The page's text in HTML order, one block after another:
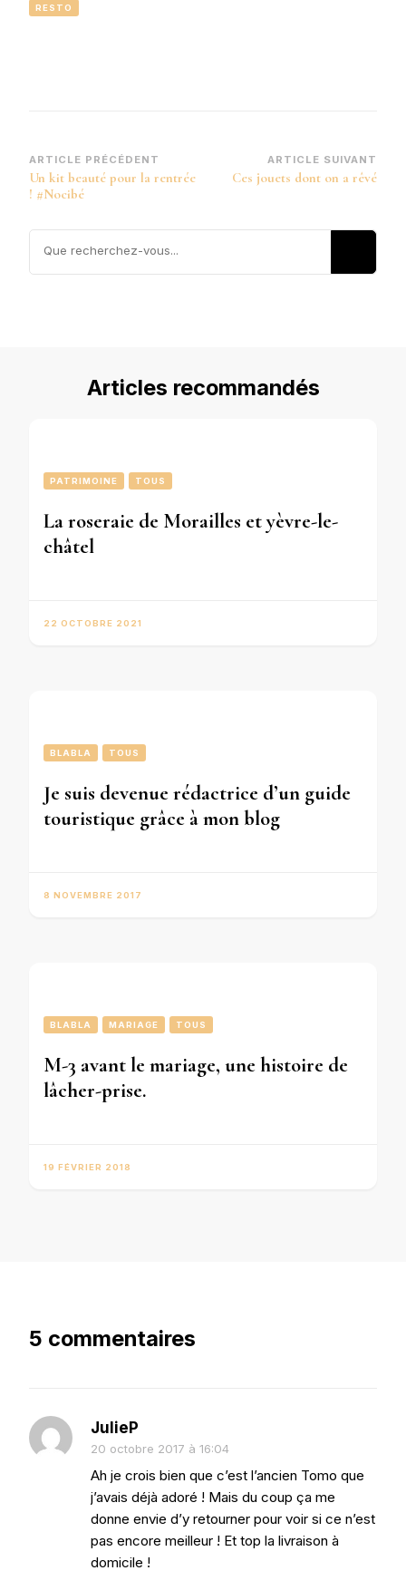
RESTO
Navigation
d’article
ARTICLE PRÉCÉDENT
Un kit beauté pour la rentrée
! #Nocibé
ARTICLE SUIVANT
Ces jouets dont on a rêvé
Articles recommandés
PATRIMOINE TOUS
La roseraie de Morailles et yèvre-le-
châtel
22 OCTOBRE 2021
BLABLA TOUS
Je suis devenue rédactrice d’un guide
touristique grâce à mon blog
8 NOVEMBRE 2017
BLABLA MARIAGE TOUS
M-3 avant le mariage, une histoire de
lâcher-prise.
19 FÉVRIER 2018
5 commentaires
JulieP
20 octobre 2017 à 16:04
Ah je crois bien que c’est l’ancien Tomo que
j’avais déjà adoré ! Mais du coup ça me
donne envie d’y retourner pour voir si ce n’est
pas encore meilleur ! Et top la livraison à
domicile !